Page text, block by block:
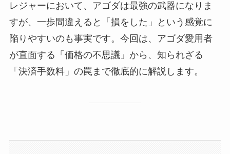
レジャーにおいて、アゴダは最強の武器になりま
すが、一歩間違えると「損をした」という感覚に
陥りやすいのも事実です。今回は、アゴダ愛用者
が直面する「価格の不思議」から、知られざる
「決済手数料」の罠まで徹底的に解説します。